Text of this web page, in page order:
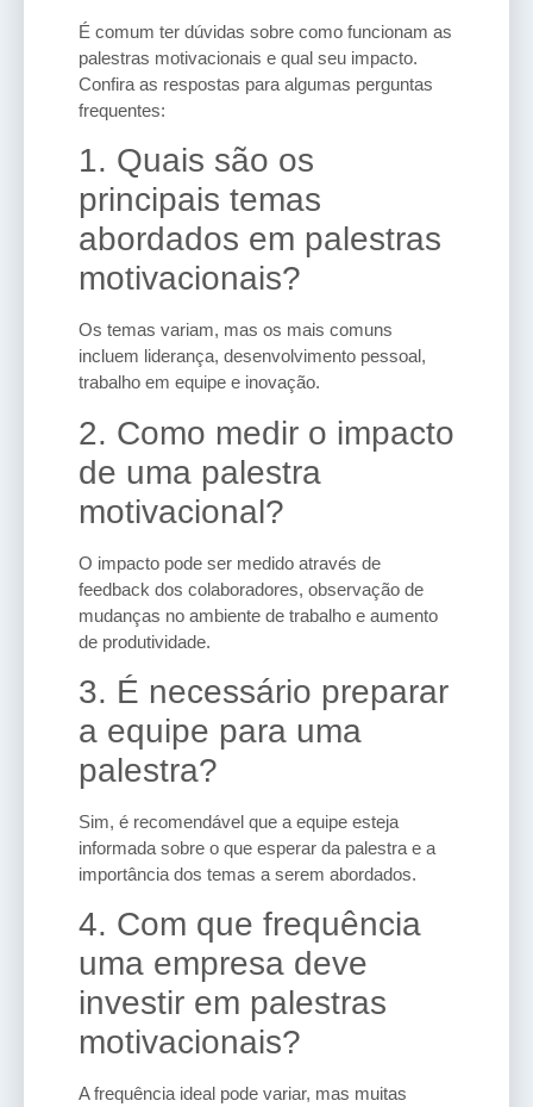
É comum ter dúvidas sobre como funcionam as
palestras motivacionais e qual seu impacto.
Confira as respostas para algumas perguntas
frequentes:
1. Quais são os
principais temas
abordados em palestras
motivacionais?
Os temas variam, mas os mais comuns
incluem liderança, desenvolvimento pessoal,
trabalho em equipe e inovação.
2. Como medir o impacto
de uma palestra
motivacional?
O impacto pode ser medido através de
feedback dos colaboradores, observação de
mudanças no ambiente de trabalho e aumento
de produtividade.
3. É necessário preparar
a equipe para uma
palestra?
Sim, é recomendável que a equipe esteja
informada sobre o que esperar da palestra e a
importância dos temas a serem abordados.
4. Com que frequência
uma empresa deve
investir em palestras
motivacionais?
A frequência ideal pode variar, mas muitas